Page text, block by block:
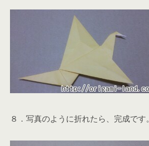
８．写真のように折れたら、完成です。